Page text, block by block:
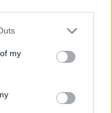
my
tanti, è tutta colpa
-. I dati ci mostrano
totale circolazione nel
vaccinazioni,
si caratterizzano da una